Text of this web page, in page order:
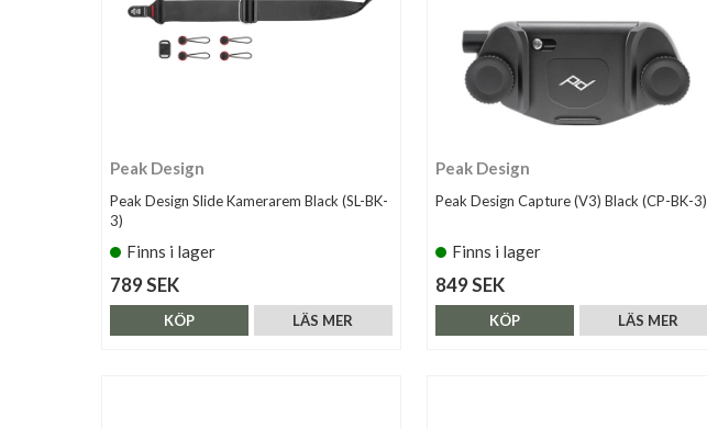
Peak Design
Peak Design Slide Kamerarem Black (SL-BK-
3)
Finns i lager
789 SEK
LÄS MER
KÖP
Peak Design
Peak Design Capture (V3) Black (CP-BK-3)
Finns i lager
849 SEK
LÄS MER
KÖP